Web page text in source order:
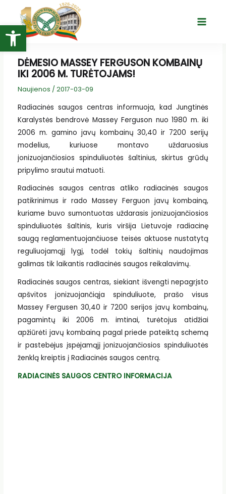
Open toolbar
turinio
Main
DĖMESIO MASSEY FERGUSON KOMBAINŲ
IKI 2006 M. TURĖTOJAMS!
Naujienos / 2017-03-09
Radiacinės saugos centras informuoja, kad Jungtinės
Karalystės bendrovė Massey Ferguson nuo 1980 m. iki
2006 m. gamino javų kombainų 30,40 ir 7200 serijų
modelius, kuriuose montavo uždaruosius
jonizuojančiosios spinduliuotės šaltinius, skirtus grūdų
pripylimo srautui matuoti.
Radiacinės saugos centras atliko radiacinės saugos
patikrinimus ir rado Massey Ferguon javų kombainą,
kuriame buvo sumontuotas uždarasis jonizuojančiosios
spinduliuotės šaltinis, kuris viršija Lietuvoje radiacinę
saugą reglamentuojančiuose teisės aktuose nustatytą
reguliuojamąjį lygį, todėl tokių šaltinių naudojimas
galimas tik laikantis radIacinės saugos reikalavimų.
Radiacinės saugos centras, siekiant išvengti nepagrįsto
apšvitos jonizuojančiąja spinduliuote, prašo visus
Massey Fergusen 30,40 ir 7200 serijos javų kombainų,
pagamintų iki 2006 m. imtinai, turėtojus atidžiai
apžiūrėti javų kombainą pagal priede pateiktą schemą
ir pastebėjus įspėjamąjį jonizuojančiosios spinduliuotės
ženklą kreiptis į Radiacinės saugos centrą.
RADIACINĖS SAUGOS CENTRO INFORMACIJA